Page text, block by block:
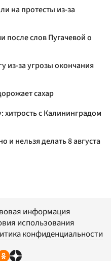
на протесты из-за
после слов Пугачевой о
из-за угрозы окончания
сахар
хитрость с Калининградом
и нельзя делать 8 августа
информация
использования
конфиденциальности